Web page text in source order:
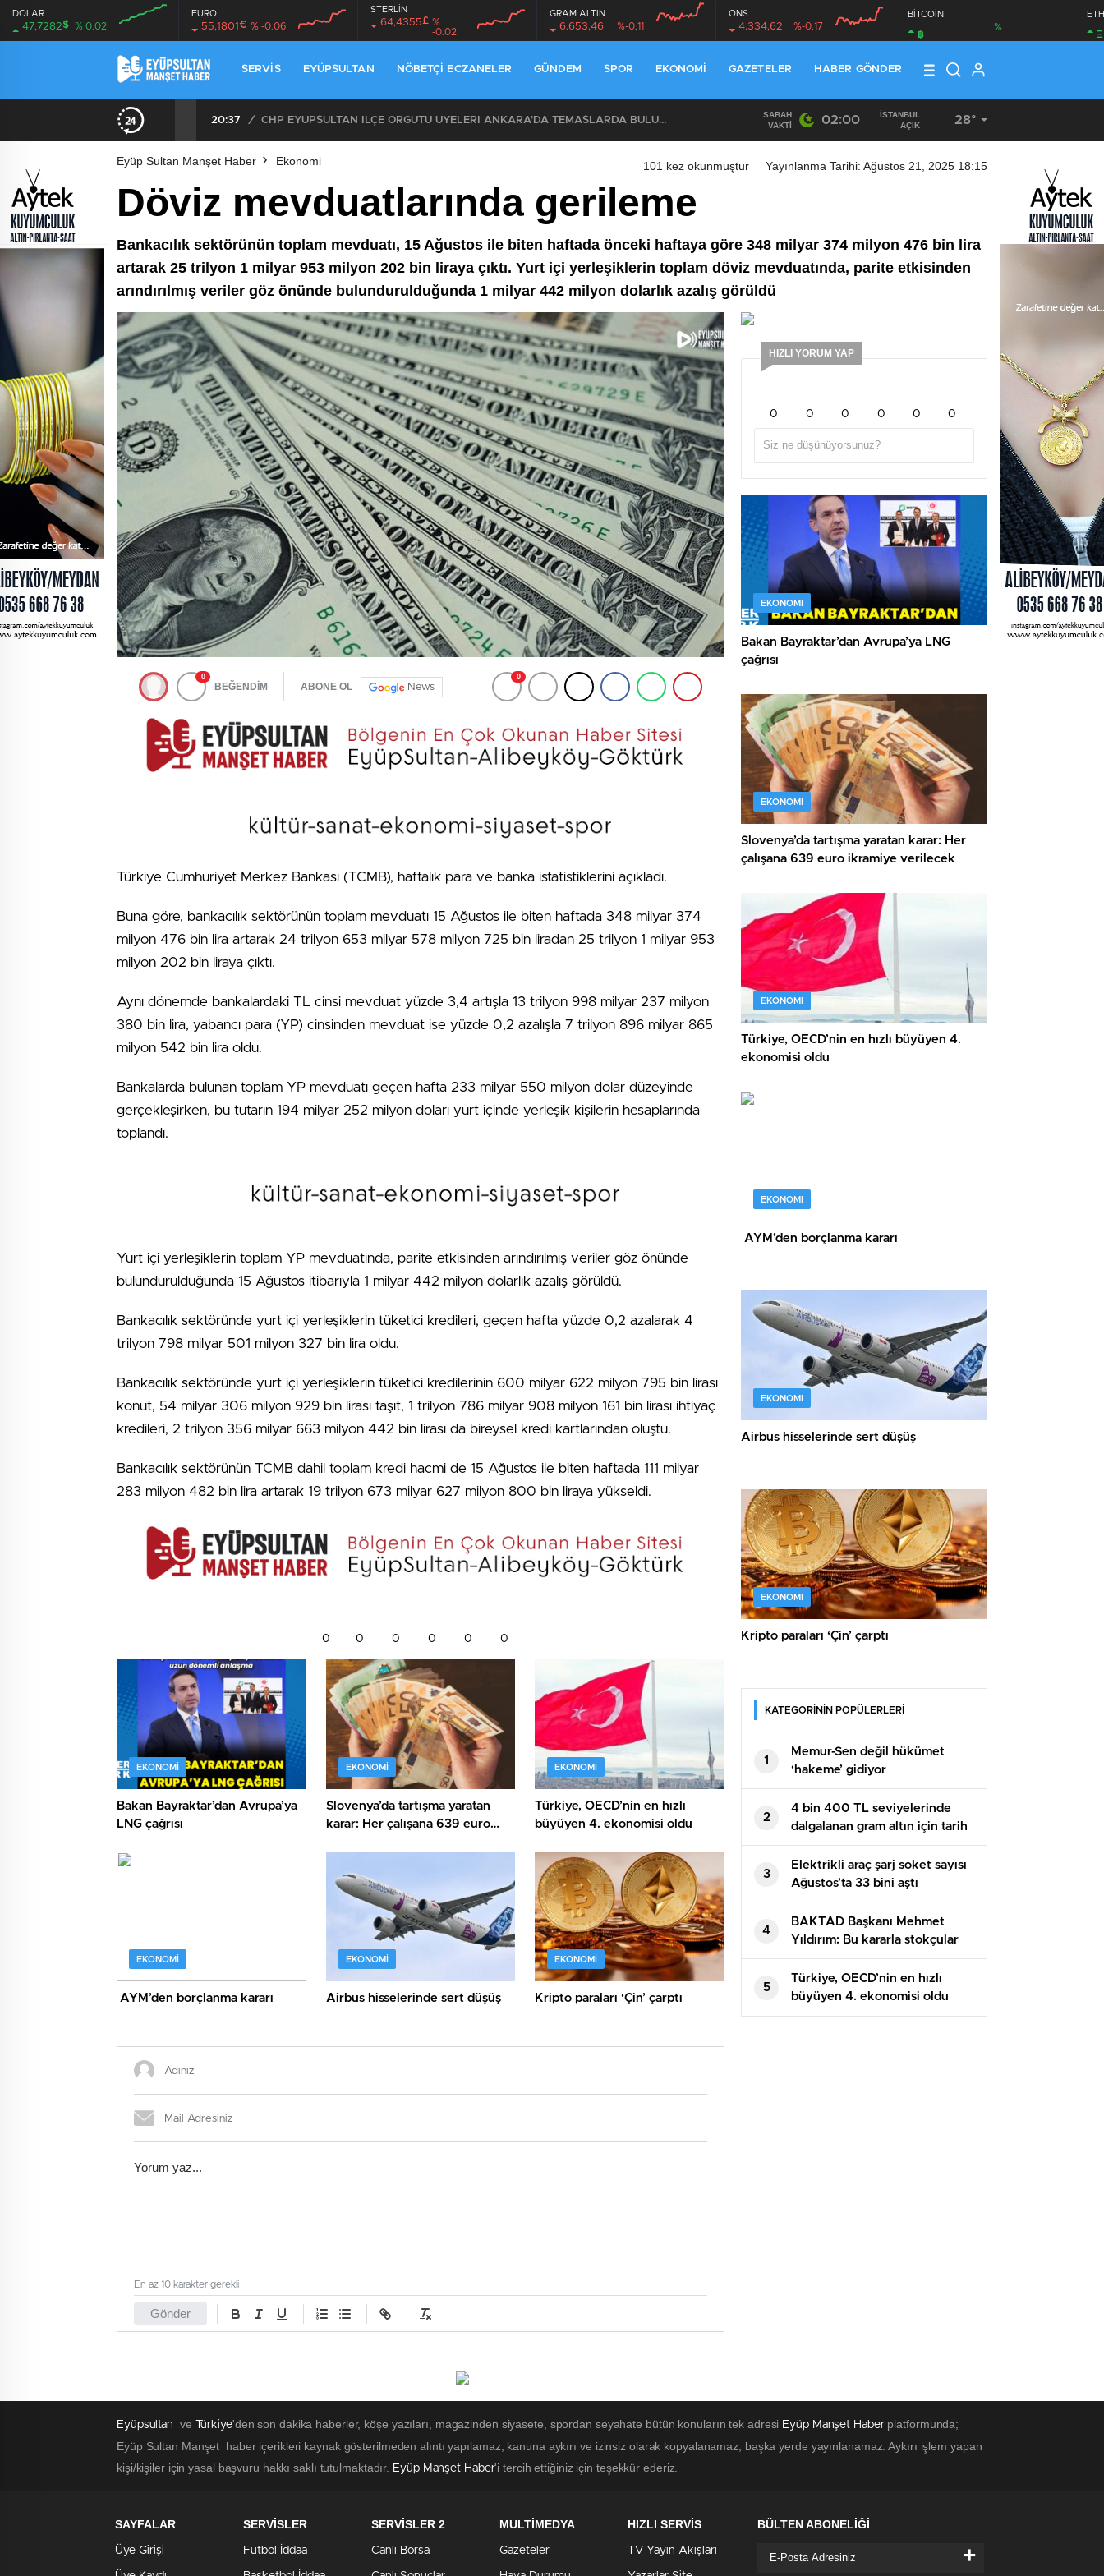
DOLAR
47,7282$ % 0.02
EURO
55,1801€ % -0.06
STERLİN
64,4355£ %
-0.02
GRAM ALTIN
6.653,46 %-0,11
ONS
4.334,62 %-0,17
BİTCOİN
฿
%
Ξ
SERVIS EYÜPSULTAN NÖBETÇI ECZANELER GÜNDEM SPOR EKONOMI GAZETELER HABER GÖNDER
20:37 / CHP EYÜPSULTAN İLÇE ÖRGÜTÜ ÜYELERİ ANKARA’DA TEMASLARDA BULUNDU 19:40 / MHP EYÜPSULTAN TEŞKİLATI’NIN ACI GÜNÜ
SABAH
VAKTI
02:00
İSTANBUL
AÇIK
28°
Eyüp Sultan Manşet Haber Ekonomi 101 kez okunmuştur Yayınlanma Tarihi: Ağustos 21, 2025 18:15
Döviz mevduatlarında gerileme
Bankacılık sektörünün toplam mevduatı, 15 Ağustos ile biten haftada önceki haftaya göre 348 milyar 374 milyon 476 bin lira
artarak 25 trilyon 1 milyar 953 milyon 202 bin liraya çıktı. Yurt içi yerleşiklerin toplam döviz mevduatında, parite etkisinden
arındırılmış veriler göz önünde bulundurulduğunda 1 milyar 442 milyon dolarlık azalış görüldü
0
BEĞENDİM ABONE OL News
0
Türkiye Cumhuriyet Merkez Bankası (TCMB), haftalık para ve banka istatistiklerini açıkladı.
Buna göre, bankacılık sektörünün toplam mevduatı 15 Ağustos ile biten haftada 348 milyar 374
milyon 476 bin lira artarak 24 trilyon 653 milyar 578 milyon 725 bin liradan 25 trilyon 1 milyar 953
milyon 202 bin liraya çıktı.
Aynı dönemde bankalardaki TL cinsi mevduat yüzde 3,4 artışla 13 trilyon 998 milyar 237 milyon
380 bin lira, yabancı para (YP) cinsinden mevduat ise yüzde 0,2 azalışla 7 trilyon 896 milyar 865
milyon 542 bin lira oldu.
Bankalarda bulunan toplam YP mevduatı geçen hafta 233 milyar 550 milyon dolar düzeyinde
gerçekleşirken, bu tutarın 194 milyar 252 milyon doları yurt içinde yerleşik kişilerin hesaplarında
toplandı.
Yurt içi yerleşiklerin toplam YP mevduatında, parite etkisinden arındırılmış veriler göz önünde
bulundurulduğunda 15 Ağustos itibarıyla 1 milyar 442 milyon dolarlık azalış görüldü.
Bankacılık sektöründe yurt içi yerleşiklerin tüketici kredileri, geçen hafta yüzde 0,2 azalarak 4
trilyon 798 milyar 501 milyon 327 bin lira oldu.
Bankacılık sektöründe yurt içi yerleşiklerin tüketici kredilerinin 600 milyar 622 milyon 795 bin lirası
konut, 54 milyar 306 milyon 929 bin lirası taşıt, 1 trilyon 786 milyar 908 milyon 161 bin lirası ihtiyaç
kredileri, 2 trilyon 356 milyar 663 milyon 442 bin lirası da bireysel kredi kartlarından oluştu.
Bankacılık sektörünün TCMB dahil toplam kredi hacmi de 15 Ağustos ile biten haftada 111 milyar
283 milyon 482 bin lira artarak 19 trilyon 673 milyar 627 milyon 800 bin liraya yükseldi.
0 0 0 0 0 0
EKONOMI
Bakan Bayraktar’dan Avrupa’ya
LNG çağrısı
EKONOMI
Slovenya’da tartışma yaratan
karar: Her çalışana 639 euro
EKONOMI
Türkiye, OECD’nin en hızlı
büyüyen 4. ekonomisi oldu
EKONOMI
AYM’den borçlanma kararı
EKONOMI
Airbus hisselerinde sert düşüş
EKONOMI
Kripto paraları ‘Çin’ çarptı
Gönder
En az 10 karakter gerekli
HIZLI YORUM YAP
0 0 0 0 0 0
EKONOMI
Bakan Bayraktar’dan Avrupa’ya LNG
çağrısı
EKONOMI
Slovenya’da tartışma yaratan karar: Her
çalışana 639 euro ikramiye verilecek
EKONOMI
Türkiye, OECD’nin en hızlı büyüyen 4.
ekonomisi oldu
EKONOMI
AYM’den borçlanma kararı
EKONOMI
Airbus hisselerinde sert düşüş
EKONOMI
Kripto paraları ‘Çin’ çarptı
KATEGORİNİN POPÜLERLERİ
1
Memur-Sen değil hükümet
‘hakeme’ gidiyor
2
4 bin 400 TL seviyelerinde
dalgalanan gram altın için tarih
verildi!
3
Elektrikli araç şarj soket sayısı
Ağustos’ta 33 bini aştı
4
BAKTAD Başkanı Mehmet
Yıldırım: Bu kararla stokçular
hariç herkes kazançlı çıkacak
5
Türkiye, OECD’nin en hızlı
büyüyen 4. ekonomisi oldu
Eyüpsultan ve Türkiye'den son dakika haberler, köşe yazıları, magazinden siyasete, spordan seyahate bütün konuların tek adresi Eyüp Manşet Haber platformunda;
Eyüp Sultan Manşet haber içerikleri kaynak gösterilmeden alıntı yapılamaz, kanuna aykırı ve izinsiz olarak kopyalanamaz, başka yerde yayınlanamaz. Aykırı işlem yapan
kişi/kişiler için yasal başvuru hakkı saklı tutulmaktadır. Eyüp Manşet Haber'i tercih ettiğiniz için teşekkür ederiz.
SAYFALAR
Üye Girişi
SERVİSLER
Futbol İddaa
SERVİSLER 2
Canlı Borsa
MULTİMEDYA
Gazeteler
HIZLI SERVİS
TV Yayın Akışları
BÜLTEN ABONELİĞİ
+